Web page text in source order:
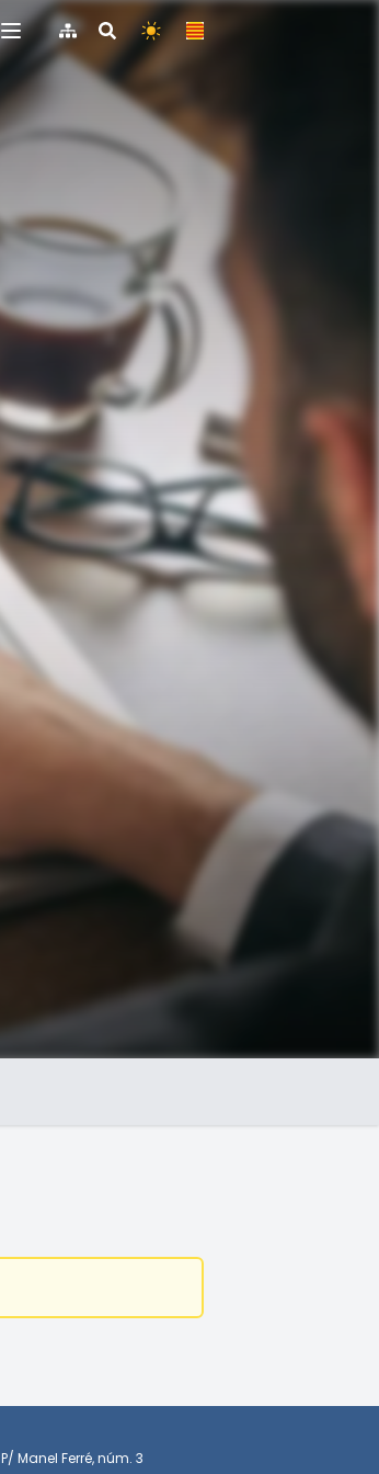
P/ Manel Ferré, núm. 3